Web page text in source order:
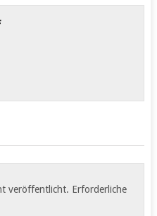
veröffentlicht. Erforderliche